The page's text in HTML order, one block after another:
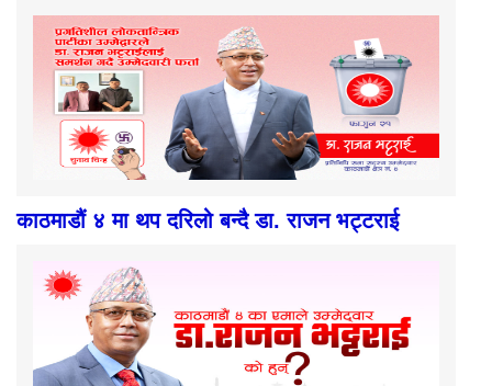
काठमाडौं ४ मा थप दरिलो बन्दै डा. राजन भट्टराई